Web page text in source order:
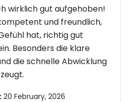
wirklich gut aufgehoben!
und freundlich,
hat, richtig gut
Besonders die klare
die schnelle Abwicklung
20 February, 2026